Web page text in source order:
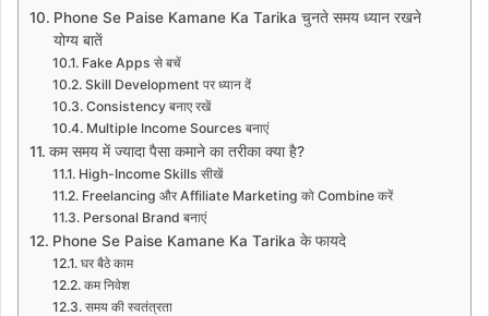
Phone Se Paise Kamane Ka Tarika चुनते समय ध्यान रखने
योग्य बातें
Fake Apps से बचें
Skill Development पर ध्यान दें
Consistency बनाए रखें
Multiple Income Sources बनाएं
कम समय में ज्यादा पैसा कमाने का तरीका क्या है?
High-Income Skills सीखें
Freelancing और Affiliate Marketing को Combine करें
Personal Brand बनाएं
Phone Se Paise Kamane Ka Tarika के फायदे
घर बैठे काम
कम निवेश
समय की स्वतंत्रता